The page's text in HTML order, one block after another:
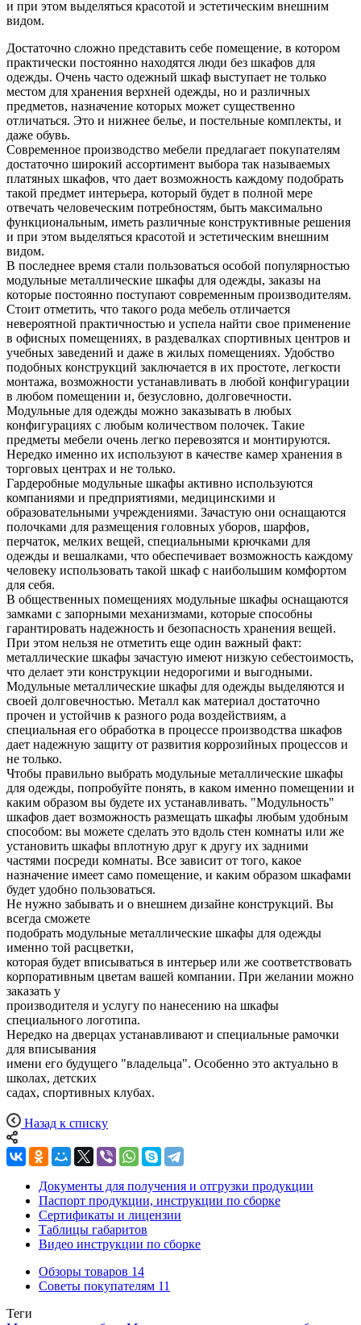
и при этом выделяться красотой и эстетическим внешним
видом.
Достаточно сложно представить себе помещение, в котором
практически постоянно находятся люди без шкафов для
одежды. Очень часто одежный шкаф выступает не только
местом для хранения верхней одежды, но и различных
предметов, назначение которых может существенно
отличаться. Это и нижнее белье, и постельные комплекты, и
даже обувь.
Современное производство мебели предлагает покупателям
достаточно широкий ассортимент выбора так называемых
платяных шкафов, что дает возможность каждому подобрать
такой предмет интерьера, который будет в полной мере
отвечать человеческим потребностям, быть максимально
функциональным, иметь различные конструктивные решения
и при этом выделяться красотой и эстетическим внешним
видом.
В последнее время стали пользоваться особой популярностью
модульные металлические шкафы для одежды, заказы на
которые постоянно поступают современным производителям.
Стоит отметить, что такого рода мебель отличается
невероятной практичностью и успела найти свое применение
в офисных помещениях, в раздевалках спортивных центров и
учебных заведений и даже в жилых помещениях. Удобство
подобных конструкций заключается в их простоте, легкости
монтажа, возможности устанавливать в любой конфигурации
в любом помещении и, безусловно, долговечности.
Модульные для одежды можно заказывать в любых
конфигурациях с любым количеством полочек. Такие
предметы мебели очень легко перевозятся и монтируются.
Нередко именно их используют в качестве камер хранения в
торговых центрах и не только.
Гардеробные модульные шкафы активно используются
компаниями и предприятиями, медицинскими и
образовательными учреждениями. Зачастую они оснащаются
полочками для размещения головных уборов, шарфов,
перчаток, мелких вещей, специальными крючками для
одежды и вешалками, что обеспечивает возможность каждому
человеку использовать такой шкаф с наибольшим комфортом
для себя.
В общественных помещениях модульные шкафы оснащаются
замками с запорными механизмами, которые способны
гарантировать надежность и безопасность хранения вещей.
При этом нельзя не отметить еще один важный факт:
металлические шкафы зачастую имеют низкую себестоимость,
что делает эти конструкции недорогими и выгодными.
Модульные металлические шкафы для одежды выделяются и
своей долговечностью. Металл как материал достаточно
прочен и устойчив к разного рода воздействиям, а
специальная его обработка в процессе производства шкафов
дает надежную защиту от развития коррозийных процессов и
не только.
Чтобы правильно выбрать модульные металлические шкафы
для одежды, попробуйте понять, в каком именно помещении и
каким образом вы будете их устанавливать. "Модульность"
шкафов дает возможность размещать шкафы любым удобным
способом: вы можете сделать это вдоль стен комнаты или же
установить шкафы вплотную друг к другу их задними
частями посреди комнаты. Все зависит от того, какое
назначение имеет само помещение, и каким образом шкафами
будет удобно пользоваться.
Не нужно забывать и о внешнем дизайне конструкций. Вы
всегда сможете
подобрать модульные металлические шкафы для одежды
именно той расцветки,
которая будет вписываться в интерьер или же соответствовать
корпоративным цветам вашей компании. При желании можно
заказать у
производителя и услугу по нанесению на шкафы
специального логотипа.
Нередко на дверцах устанавливают и специальные рамочки
для вписывания
имени его будущего "владельца". Особенно это актуально в
школах, детских
садах, спортивных клубах.
Назад к списку
Документы для получения и отгрузки продукции
Паспорт продукции, инструкции по сборке
Сертификаты и лицензии
Таблицы габаритов
Видео инструкции по сборке
Обзоры товаров 14
Советы покупателям 11
Теги